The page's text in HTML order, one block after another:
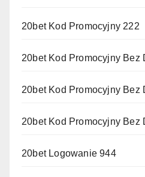
20bet Kod Promocyjny 222
20bet Kod Promocyjny Bez
20bet Kod Promocyjny Bez
20bet Kod Promocyjny Bez
20bet Logowanie 944